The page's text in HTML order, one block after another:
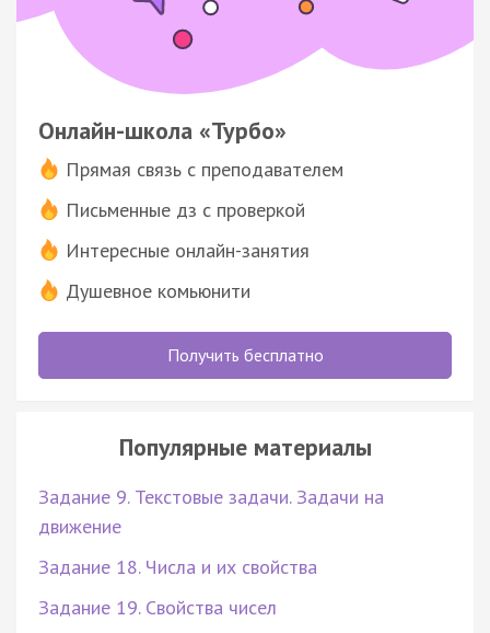
Онлайн-школа «Турбо»
Прямая связь с преподавателем
Письменные дз с проверкой
Интересные онлайн-занятия
Душевное комьюнити
Получить бесплатно
Популярные материалы
Задание 9. Текстовые задачи. Задачи на
движение
Задание 18. Числа и их свойства
Задание 19. Свойства чисел